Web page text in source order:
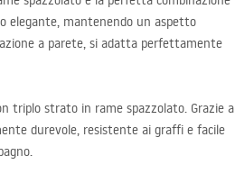
elegante, mantenendo un aspetto
a parete, si adatta perfettamente
triplo strato in rame spazzolato. Grazie a
durevole, resistente ai graffi e facile